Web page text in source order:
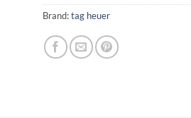
Brand:tag heuer